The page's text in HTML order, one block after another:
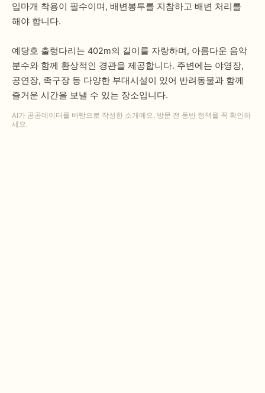
입마개 착용이 필수이며, 배변봉투를 지참하고 배변 처리를
해야 합니다.
예당호 출렁다리는 402m의 길이를 자랑하며, 아름다운 음악
분수와 함께 환상적인 경관을 제공합니다. 주변에는 야영장,
공연장, 족구장 등 다양한 부대시설이 있어 반려동물과 함께
즐거운 시간을 보낼 수 있는 장소입니다.
AI가 공공데이터를 바탕으로 작성한 소개예요. 방문 전 동반 정책을 꼭 확인하
세요.